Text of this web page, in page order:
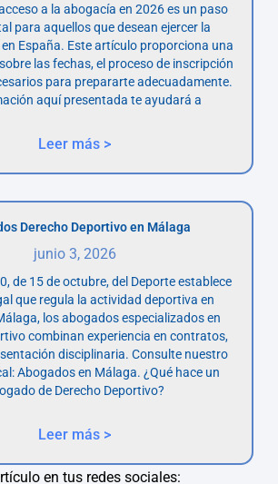
a la abogacía en 2026 es un paso
para aquellos que desean ejercer la
España. Este artículo proporciona una
las fechas, el proceso de inscripción
para prepararte adecuadamente.
aquí presentada te ayudará a
Leer más >
Derecho Deportivo en Málaga
junio 3, 2026
de 15 de octubre, del Deporte establece
que regula la actividad deportiva en
los abogados especializados en
combinan experiencia en contratos,
disciplinaria. Consulte nuestro
Abogados en Málaga. ¿Qué hace un
de Derecho Deportivo?
Leer más >
en tus redes sociales: